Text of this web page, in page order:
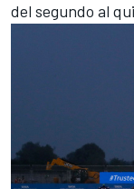
del segundo al